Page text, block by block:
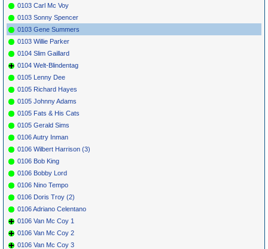
0103 Carl Mc Voy
0103 Sonny Spencer
0103 Gene Summers
0103 Willie Parker
0104 Slim Gaillard
0104 Welt-Blindentag
0105 Lenny Dee
0105 Richard Hayes
0105 Johnny Adams
0105 Fats & His Cats
0105 Gerald Sims
0106 Autry Inman
0106 Wilbert Harrison (3)
0106 Bob King
0106 Bobby Lord
0106 Nino Tempo
0106 Doris Troy (2)
0106 Adriano Celentano
0106 Van Mc Coy 1
0106 Van Mc Coy 2
0106 Van Mc Coy 3